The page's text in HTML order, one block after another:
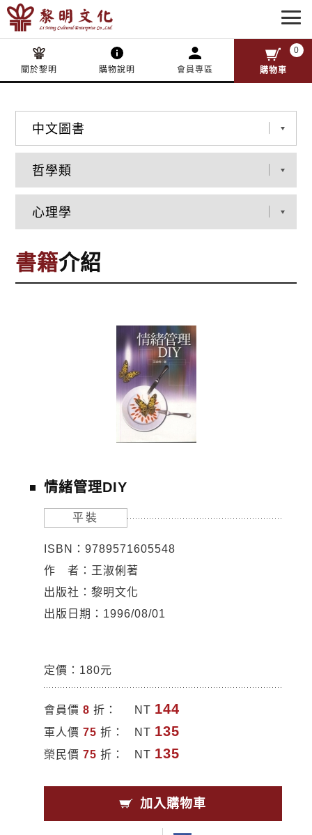
關於黎明 購物說明 會員專區
0
購物車
書籍介紹
情緒管理DIY
平裝
ISBN：9789571605548
作 者：王淑俐著
出版社：黎明文化
出版日期：1996/08/01
定價：180元
會員價 8 折： NT 144
軍人價 75 折： NT 135
榮民價 75 折： NT 135
加入購物車